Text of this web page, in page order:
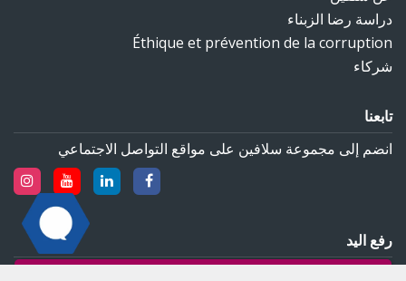
دراسة رضا الزبناء
Éthique et prévention de la corruption
شركاء
تابعنا
انضم إلى مجموعة سلافين على مواقع التواصل الاجتماعي‎
رفع اليد